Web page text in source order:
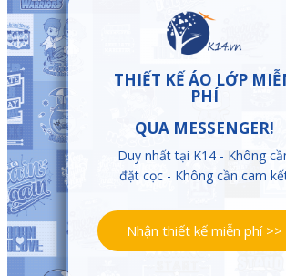
THIẾT KẾ ÁO LỚP
PHÍ
QUA MESSENGER!
Duy nhất tại K14 - Không
đặt cọc - Không cần cam kế
Nhận thiết kế miễn phí >>